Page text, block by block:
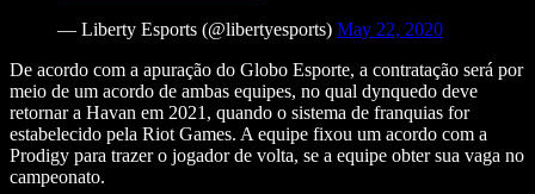
— Liberty Esports (@libertyesports) May 22, 2020
De acordo com a apuração do Globo Esporte, a contratação será por
meio de um acordo de ambas equipes, no qual dynquedo deve
retornar a Havan em 2021, quando o sistema de franquias for
estabelecido pela Riot Games. A equipe fixou um acordo com a
Prodigy para trazer o jogador de volta, se a equipe obter sua vaga no
campeonato.